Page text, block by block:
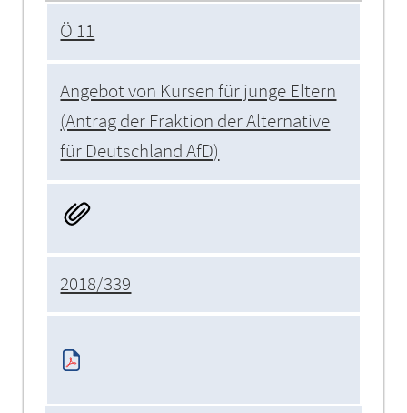
Ö 11
Angebot von Kursen für junge Eltern
(Antrag der Fraktion der Alternative
für Deutschland AfD)
2018/339